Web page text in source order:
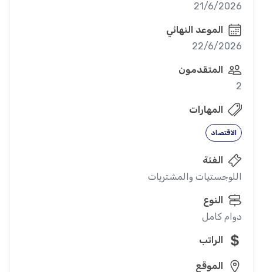
21/6/2026
الموعد النهائي
22/6/2026
المتقدمون
2
المهارات
الاقتصاد
الفئة
اللوجستيات والمشتريات
النوع
دوام كامل
الراتب
الموقع